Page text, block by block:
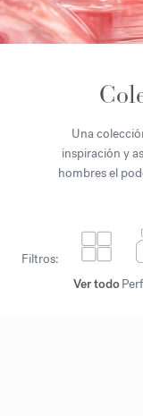
Una
inspiración y
hombres el
Filtros:
Ver todo